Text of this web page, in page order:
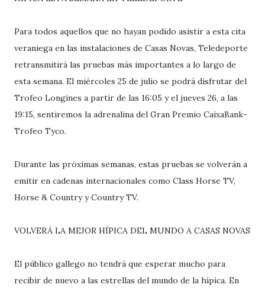
Para todos aquellos que no hayan podido asistir a esta cita
veraniega en las instalaciones de Casas Novas, Teledeporte
retransmitirá las pruebas más importantes a lo largo de
esta semana. El miércoles 25 de julio se podrá disfrutar del
Trofeo Longines a partir de las 16:05 y el jueves 26, a las
19:15, sentiremos la adrenalina del Gran Premio CaixaBank-
Trofeo Tyco.
Durante las próximas semanas, estas pruebas se volverán a
emitir en cadenas internacionales como Class Horse TV,
Horse & Country y Country TV.
VOLVERÁ LA MEJOR HÍPICA DEL MUNDO A CASAS NOVAS
El público gallego no tendrá que esperar mucho para
recibir de nuevo a las estrellas del mundo de la hípica. En